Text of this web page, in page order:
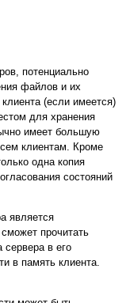
потенциально
файлов и их
(если имеется)
для хранения
имеет большую
клиентам. Кроме
одна копия
состояний
является
прочитать
в его
в память клиента.